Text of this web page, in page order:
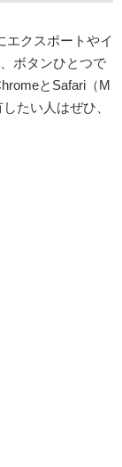
エクスポートやイ
ボタンひとつで
とSafari（M
たい人はぜひ、